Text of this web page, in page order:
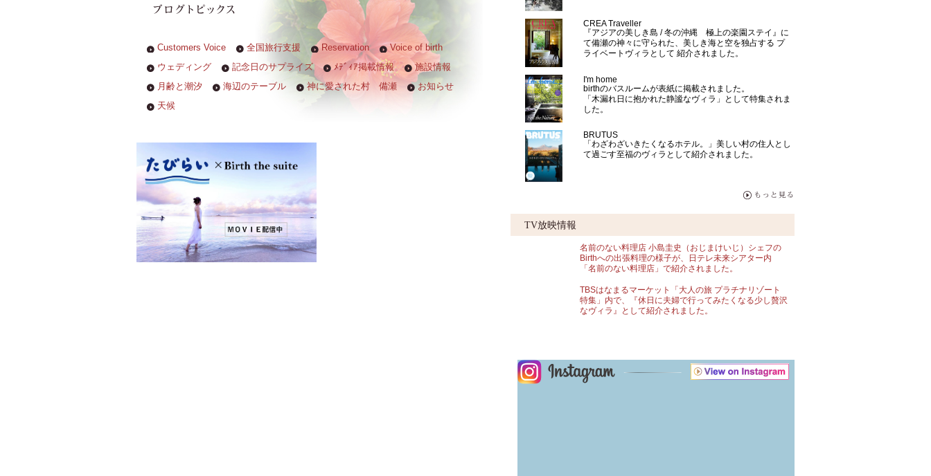
CREA Traveller
『アジアの美しき島 / 冬の沖縄 極上の楽園ステイ』に
て備瀬の神々に守られた、美しき海と空を独占する プ
ライベートヴィラとして 紹介されました。
I'm home
birthのバスルームが表紙に掲載されました。
「木漏れ日に抱かれた静謐なヴィラ」として特集されま
した。
BRUTUS
「わざわざいきたくなるホテル。」美しい村の住人とし
て過ごす至福のヴィラとして紹介されました。
TV放映情報
名前のない料理店 小島圭史（おじまけいじ）シェフの
Birthへの出張料理の様子が、日テレ未来シアター内
「名前のない料理店」で紹介されました。
TBSはなまるマーケット「大人の旅 プラチナリゾート
特集」内で、『休日に夫婦で行ってみたくなる少し贅沢
なヴィラ』として紹介されました。
Customers Voice 全国旅行支援 Reservation
Voice of birth
ウェディング
記念日のサプライズ ﾒﾃﾞｨｱ掲載情報
施設情報
月齢と潮汐
海辺のテーブル 神に愛された村 備瀬
お知らせ
天候